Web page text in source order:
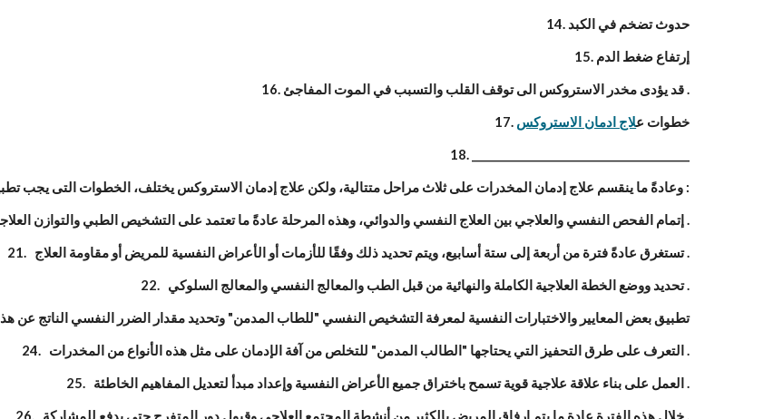
14. حدوث تضخم في الكبد
15. إرتفاع ضغط الدم
16. قد يؤدى مخدر الاستروكس الى توقف القلب والتسبب في الموت المفاجئ .
17. خطوات علاج ادمان الاستروكس
18. ________________________________________
19. وعادةً ما ينقسم علاج إدمان المخدرات على ثلاث مراحل متتالية، ولكن علاج إدمان الاستروكس يختلف، الخطوات التى يجب تطبيقها أولاً وهي التاية :
20.   إتمام الفحص النفسي والعلاجي بين العلاج النفسي والدوائي، وهذه المرحلة عادةً ما تعتمد على التشخيص الطبي والتوازن العلاجي .
21.   تستغرق عادةً فترة من أربعة إلى ستة أسابيع، ويتم تحديد ذلك وفقًا للأزمات أو الأعراض النفسية للمريض أو مقاومة العلاج .
22.   تحديد ووضع الخطة العلاجية الكاملة والنهائية من قبل الطب والمعالج النفسي والمعالج السلوكي .
23.   تطبيق بعض المعايير والاختبارات النفسية لمعرفة التشخيص النفسي "للطاب المدمن" وتحديد مقدار الضرر النفسي الناتج عن هذا
24.   التعرف على طرق التحفيز التي يحتاجها "الطالب المدمن" للتخلص من آفة الإدمان على مثل هذه الأنواع من المخدرات .
25.   العمل على بناء علاقة علاجية قوية تسمح باختراق جميع الأعراض النفسية وإعداد مبدأ لتعديل المفاهيم الخاطئة .